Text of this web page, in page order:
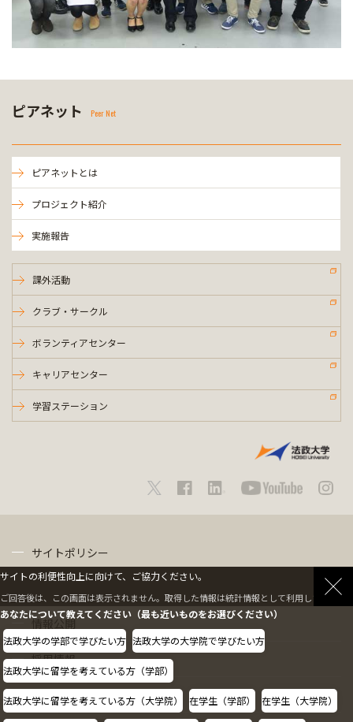
ピアネット Peer Net
ピアネットとは
プロジェクト紹介
実施報告
課外活動
クラブ・サークル
ボランティアセンター
キャリアセンター
学習ステーション
サイトポリシー
情報公開
採用情報
教職員の方へ
サイトの利便性向上に向けて、ご協力ください。
ご回答後は、この画面は表示されません。取得した情報は統計情報として利用します。
あなたについて教えてください（最も近いものをお選びください）
法政大学の学部で学びたい方 法政大学の大学院で学びたい方
法政大学に留学を考えている方（学部）
法政大学に留学を考えている方（大学院） 在学生（学部） 在学生（大学院）